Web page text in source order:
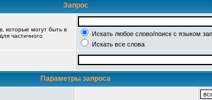
Запрос
которые могут быть в
частичного
Искать любое слово/поиск с языком
Искать все слова
Параметры запроса